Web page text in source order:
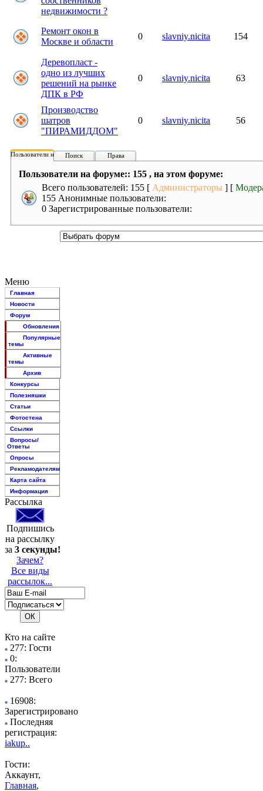
недвижимости ?
Ремонт окон в
Москве и области
0 slavniy.nicita 154
Деревопласт -
одно из лучших
решений на рынке
ДПК в РФ
0 slavniy.nicita 63
Производство
шатров
"ПИРАМИДДОМ"
0 slavniy.nicita 56
Пользователи на форуме:
Поиск Права
Пользователи на форуме:: 155 , на этом форуме:
Всего пользователей: 155 [ Администраторы ] [
155 Анонимные пользователи:
0 Зарегистрированные пользователи:
Меню
Главная
Новости
Форум
Обновления
Популярные
темы
Активные
темы
Архив
Конкурсы
Полезняшки
Статьи
Фотостена
Ссылки
Вопросы/
Ответы
Опросы
Рекламодателям
Карта сайта
Информация
Рассылка
Подпишись
на рассылку
за 3 секунды!
Зачем?
Все виды
рассылок...
Кто на сайте
277: Гости
0:
Пользователи
277: Всего
16908:
Зарегистрировано
Последняя
регистрация:
iakup..
Гости:
Аккаунт,
Главная,